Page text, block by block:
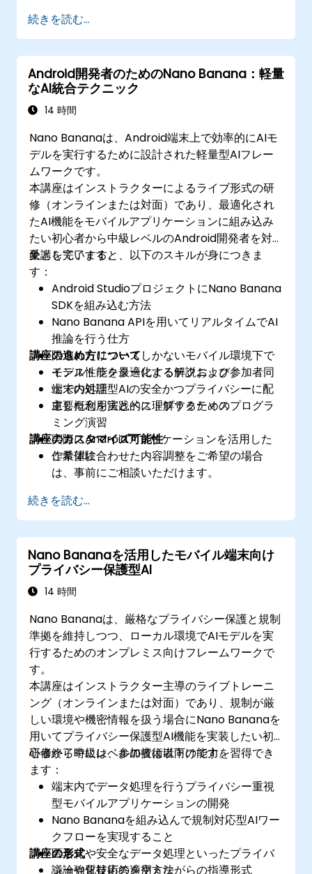
続きを読む...
Android開発者のためのNano Banana：軽量
なAI統合テクニック
14 時間
Nano Bananaは、Android端末上で効率的にAIモ
デルを実行するために設計された軽量型AIフレー
ムワークです。
本講座はインストラクターによるライブ形式の研
修（オンラインまたは対面）であり、最適化され
たAI機能をモバイルアプリケーションに組み込み
たい初心者から中級レベルのAndroid開発者を対
象としています。
受講を完了すると、以下のスキルが身につきま
す：
Android StudioプロジェクトにNano Banana
SDKを組み込む方法
Nano Banana APIを用いてリアルタイムでAI
推論を行う仕方
限られたリソースしかないモバイル環境下で
モデル性能を最適化するテクニック
端末内処理型AIの安全かつプライバシーに配
慮した利用法とベストプラクティス
講座の進め方について
インストラクターによる解説および参加者同
士での対話
主要概念を実践的に理解するためのプログラ
ミング演習
実際にAndroidアプリケーションを活用した
作業体験
講座のカスタマイズ可能性
ご希望に合わせた内容調整をご希望の場合
は、事前にご相談いただけます。
続きを読む...
Nano Bananaを活用したモバイル端末向け
プライバシー保護型AI
14 時間
Nano Bananaは、厳格なプライバシー保護と規制
準拠を維持しつつ、ローカル環境でAIモデルを実
行するためのオンプレミス向けフレームワークで
す。
本講座はインストラクター主導のライブトレーニ
ング（オンラインまたは対面）であり、規制が厳
しい環境や機密情報を扱う場合にNano Bananaを
用いてプライバシー保護型AI機能を実装したい初
心者から中級レベルの技術者向けです。
研修終了時には、参加者は以下の能力を習得でき
ます：
端末内でデータ処理を行うプライバシー重視
型モバイルアプリケーションの開発
Nano Bananaを組み込んで規制対応型AIワー
クフローを実現すること
匿名化や安全なデータ処理といったプライバ
シー強化技術の適用方法
講座の形式
議論や質疑応答を交えながらの指導形式